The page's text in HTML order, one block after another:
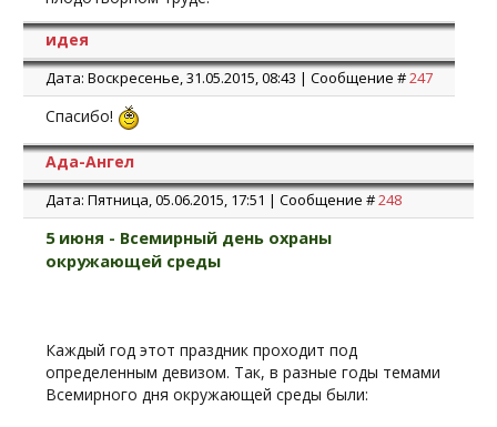
идея
Дата: Воскресенье, 31.05.2015, 08:43 | Сообщение #247
Спасибо!
Ада-Ангел
Дата: Пятница, 05.06.2015, 17:51 | Сообщение #248
5 июня - Всемирный день охраны
окружающей среды
Каждый год этот праздник проходит под
определенным девизом. Так, в разные годы темами
Всемирного дня окружающей среды были: